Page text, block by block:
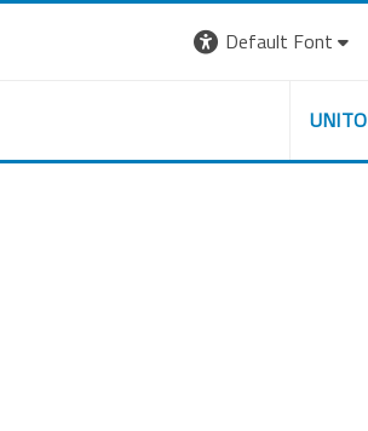
Default Font
UNITO